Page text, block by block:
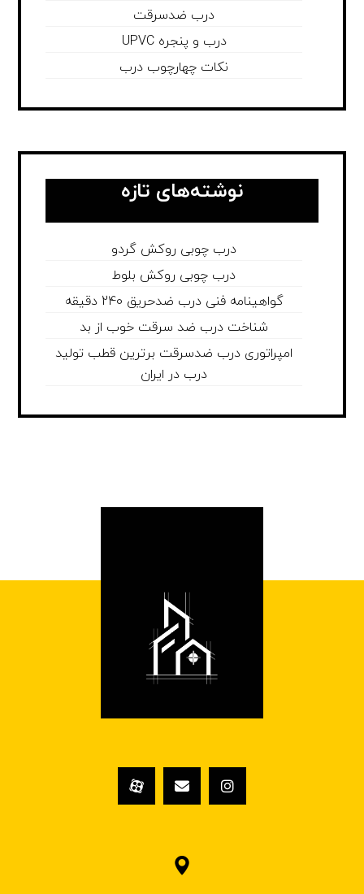
درب ضدسرقت
درب و پنجره UPVC
نکات چهارچوب درب
نوشته‌های تازه
درب چوبی روکش گردو
درب چوبی روکش بلوط
گواهینامه فنی درب ضدحریق 240 دقیقه
شناخت درب ضد سرقت خوب از بد
امپراتوری درب ضدسرقت برترین قطب تولید
درب در ایران